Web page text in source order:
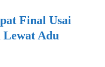
Final Usai
Adu